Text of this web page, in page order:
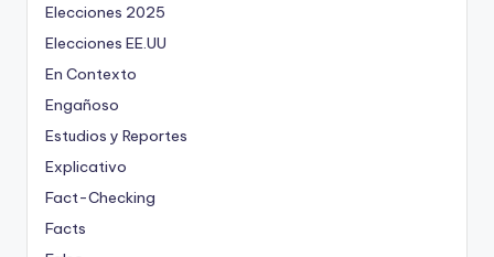
Elecciones 2025
Elecciones EE.UU
En Contexto
Engañoso
Estudios y Reportes
Explicativo
Fact-Checking
Facts